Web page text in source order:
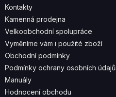
R
V
Kontakty
Kamenná prodejna
Velkoobchodní spolupráce
Vyměníme vám i použité zboží
Obchodní podmínky
Podmínky ochrany osobních údajů
Manuály
Hodnocení obchodu